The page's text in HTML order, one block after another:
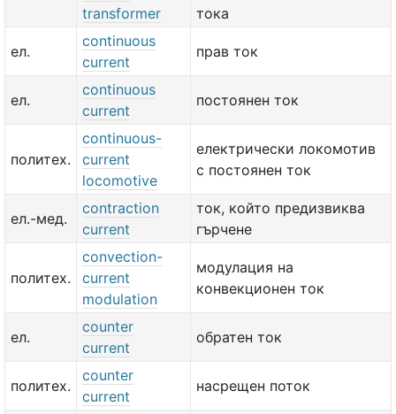
transformer
тока
ел.
continuous
current
прав ток
ел.
continuous
current
постоянен ток
политех.
continuous-
current
locomotive
електрически локомотив
с постоянен ток
ел.-мед.
contraction
current
ток, който предизвиква
гърчене
политех.
convection-
current
modulation
модулация на
конвекционен ток
ел.
counter
current
обратен ток
политех.
counter
current
насрещен поток